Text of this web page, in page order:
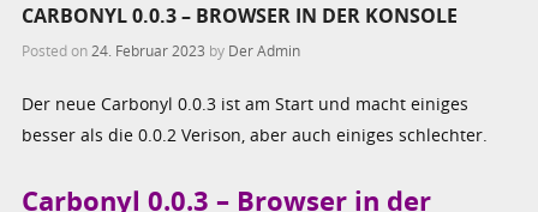
CARBONYL 0.0.3 – BROWSER IN DER KONSOLE
Posted on 24. Februar 2023 by Der Admin
Der neue Carbonyl 0.0.3 ist am Start und macht einiges
besser als die 0.0.2 Verison, aber auch einiges schlechter.
Carbonyl 0.0.3 – Browser in der